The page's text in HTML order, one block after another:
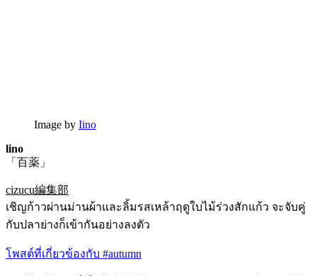
Image by Iino
lino
「百薬」
cizucu編集部
เชิญก้าวผ่านม่านผ้าและลิ้มรสเหล้าฤดูใบไม้ร่วงสักแก้ว จะจับคู่
กับปลาย่างก็เข้ากันอย่างลงตัว
โพสต์ที่เกี่ยวข้องกับ #autumn